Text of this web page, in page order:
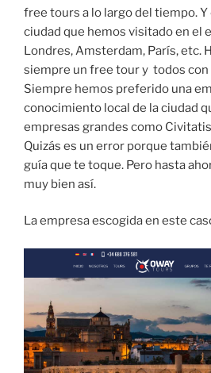
free tours a lo largo del tiempo. Y
ciudad que hemos visitado en el
Londres, Amsterdam, París, etc.
siempre un free tour y todos
Siempre hemos preferido una
conocimiento local de la ciudad
empresas grandes como
Quizás es un error porque
guía que te toque. Pero hasta
muy bien así.
La empresa escogida en este